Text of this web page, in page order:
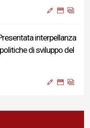
interpellanza
di sviluppo del
e vicinanza al